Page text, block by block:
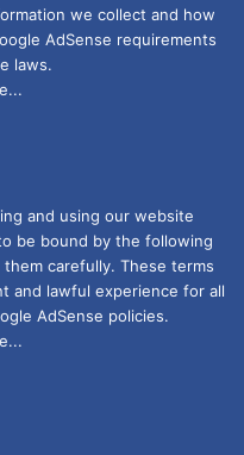
we collect and how
AdSense requirements
laws.
and using our website
be bound by the following
carefully. These terms
and lawful experience for all
AdSense policies.